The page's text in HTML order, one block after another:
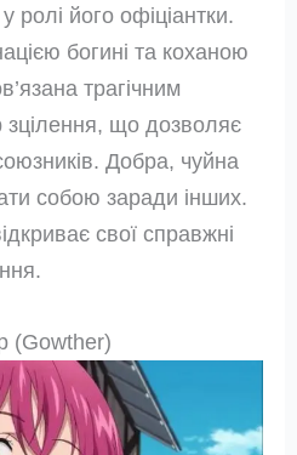
ролі його офіціантки.
богині та коханою
трагічним
що дозволяє
Добра, чуйна
собою заради інших.
свої справжні
(Gowther)